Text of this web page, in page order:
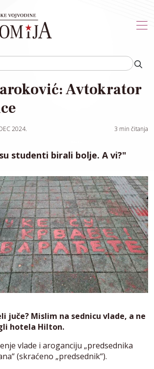
Avtokrator
2024. 3 min čitanja
studenti birali bolje. A vi?"
juče? Mislim na sednicu vlade, a ne
hotela Hilton.
vlade i aroganciju „predsednika
(skraćeno „predsednik“).